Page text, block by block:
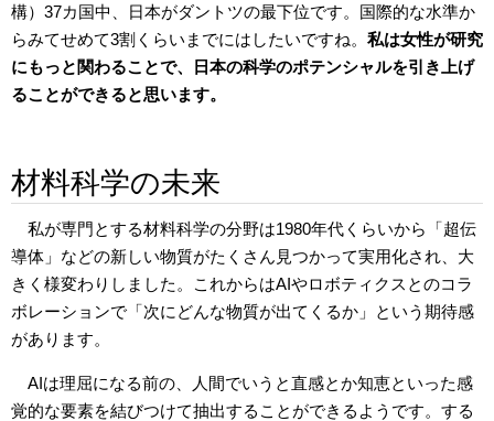
構）37カ国中、日本がダントツの最下位です。国際的な水準か
らみてせめて3割くらいまでにはしたいですね。 私は女性が研究
にもっと関わることで、日本の科学のポテンシャルを引き上げ
ることができると思います。
材料科学の未来
私が専門とする材料科学の分野は1980年代くらいから「超伝
導体」などの新しい物質がたくさん見つかって実用化され、大
きく様変わりしました。これからはAIやロボティクスとのコラ
ボレーションで「次にどんな物質が出てくるか」という期待感
があります。
AIは理屈になる前の、人間でいうと直感とか知恵といった感
覚的な要素を結びつけて抽出することができるようです。する